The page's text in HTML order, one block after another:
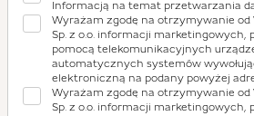
Informacją na temat przetwarzania
Wyrażam zgodę na otrzymywanie od
Sp. z o.o. informacji marketingowych,
pomocą telekomunikacyjnych
automatycznych systemów
elektroniczną na podany powyżej
Wyrażam zgodę na otrzymywanie od
Sp. z o.o. informacji marketingowych,